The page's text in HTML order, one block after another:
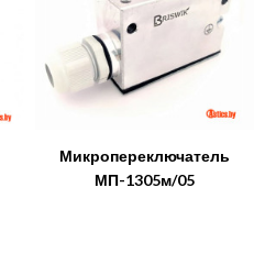
Микропереключатель
МП-1305м/05